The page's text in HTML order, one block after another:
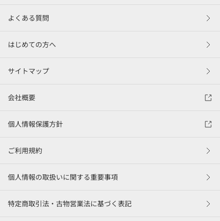
よくある質問
はじめての方へ
サイトマップ
会社概要
個人情報保護方針
ご利用規約
個人情報の取扱いに関する重要事項
特定商取引法・古物営業法に基づく表記